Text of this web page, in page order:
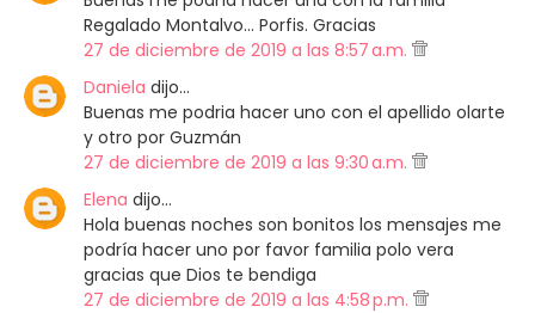
Regalado Montalvo... Porfis. Gracias
27 de diciembre de 2019 a las 8:57 a.m.
Daniela dijo…
Buenas me podria hacer uno con el apellido olarte
y otro por Guzmán
27 de diciembre de 2019 a las 9:30 a.m.
Elena dijo…
Hola buenas noches son bonitos los mensajes me
podría hacer uno por favor familia polo vera
gracias que Dios te bendiga
27 de diciembre de 2019 a las 4:58 p.m.